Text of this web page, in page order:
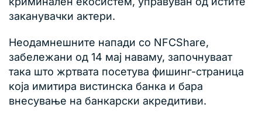
заканувачки актери.
Неодамнешните напади со NFCShare,
забележани од 14 мај наваму, започнуваат
така што жртвата посетува фишинг-страница
која имитира вистинска банка и бара
внесување на банкарски акредитиви.